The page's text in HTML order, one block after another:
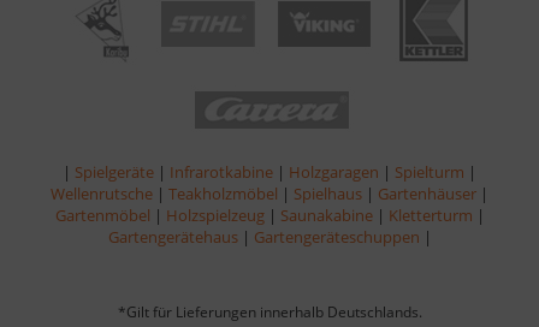
| Spielgeräte | Infrarotkabine | Holzgaragen | Spielturm |
Wellenrutsche | Teakholzmöbel | Spielhaus | Gartenhäuser |
Gartenmöbel | Holzspielzeug | Saunakabine | Kletterturm |
Gartengerätehaus | Gartengeräteschuppen |
*Gilt für Lieferungen innerhalb Deutschlands.